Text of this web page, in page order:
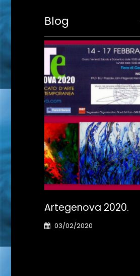
Blog
Artegenova 2020.
03/02/2020